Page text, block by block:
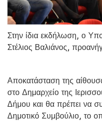
Στην ίδια εκδήλωση, ο
Στέλιος Βαλιάνος,
Αποκατάσταση της
στο Δημαρχείο της
Δήμου και θα πρέπει να
Δημοτικό Συμβούλιο, το